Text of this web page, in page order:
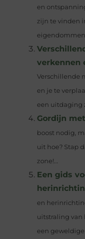
en
zijn te vinden
verkennen
Verschillende
en je te
een uitdaging
Gordijn
boost nodig,
uit hoe? Stap
zone!...
Een gids
en
uitstraling van
een